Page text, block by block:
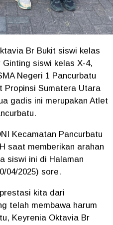
Br Bukit siswi kelas
siswi kelas X-4,
Negeri 1 Pancurbatu
Propinsi Sumatera Utara
gadis ini merupakan Atlet
Kecamatan Pancurbatu
saat memberikan arahan
siswi ini di Halaman
04/2025) sore.
kita dari
telah membawa harum
Keyrenia Oktavia Br